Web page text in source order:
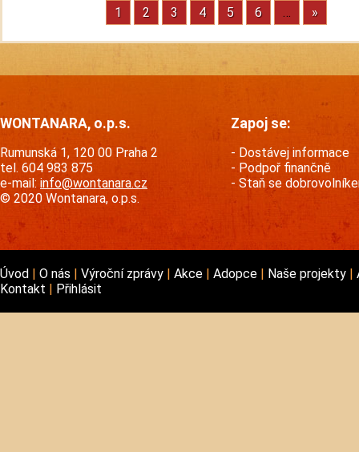
Stránka
1 Stránka
2 Stránka
3 Stránka
4 Stránka
5 Stránka
6 …
Next
page
»
WONTANARA, o.p.s.
Rumunská 1, 120 00 Praha 2
tel. 604 983 875
e-mail: info@wontanara.cz
© 2020 Wontanara, o.p.s.
Zapoj se:
Dostávej informace
Podpoř finančně
Staň se
Úvod O nás Výroční zprávy Akce Adopce Naše projekty
Kontakt
Přihlásit